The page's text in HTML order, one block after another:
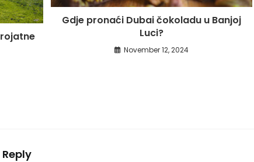
Gdje pronaći Dubai čokoladu u Banjoj
Luci?
November 12, 2024